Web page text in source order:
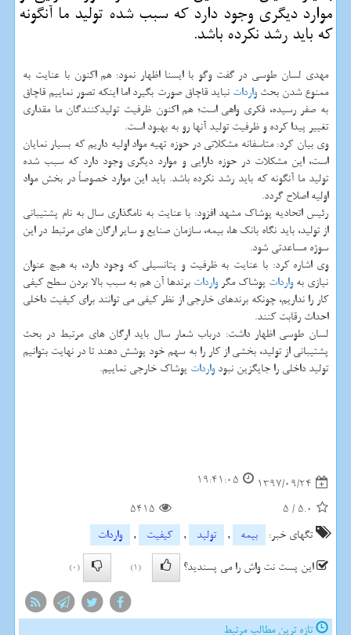
موارد دیگری وجود دارد كه سبب شده تولید ما آنگونه
كه باید رشد نكرده باشد.
مهدی لسان طوسی در گفت‎ وگو با ایسنا اظهار نمود: هم اكنون با عنایت به
ممنوع شدن بحثواردات نباید قاچاق صورت بگیرد اما اینكه تصور نماییم قاچاق
به صفر رسیده، فكری واهی است؛ هم اكنون ظرفیت تولیدكنندگان ما مقداری
تغییر پیدا كرده و ظرفیت تولید آنها رو به بهبود است.
وی بیان كرد: متاسفانه مشكلاتی در حوزه تهیه مواد اولیه داریم كه بسیار نمایان
است، این مشكلات در حوزه دارایی و موارد دیگری وجود دارد كه سبب شده
تولید ما آنگونه كه باید رشد نكرده باشد. باید این موارد خصوصاً در بخش مواد
اولیه اصلاح گردد.
رئیس اتحادیه پوشاك مشهد افزود: با عنایت به نامگذاری سال به نام پشتیبانی
از تولید، باید نگاه بانك ها، بیمه، سازمان صنایع و سایر ارگان های مرتبط در این
سوژه مساعدتی شود.
وی اشاره كرد: با عنایت به ظرفیت و پتانسیلی كه وجود دارد، به هیچ عنوان
نیازی بهواردات پوشاك مگرواردات برندها آن هم به سبب بالا بردن سطح كیفی
كار را نداریم، چونكه برندهای خارجی از نظر كیفی می توانند برای كیفیت داخلی
احداث رقابت كنند.
لسان طوسی اظهار داشت: درباب شعار سال باید ارگان های مرتبط در بحث
پشتیبانی از تولید، بخشی از كار را به سهم خود پوشش دهند تا در نهایت بتوانیم
تولید داخلی را جایگزین نبودواردات پوشاك خارجی نماییم.
1397/09/24
19:41:05
5.0
/
5
5415
تگهای خبر:
بیمه , تولید , كیفیت ,
واردات
این پست نت واش را می پسندید؟
(1)
(0)
تازه ترین مطالب مرتبط